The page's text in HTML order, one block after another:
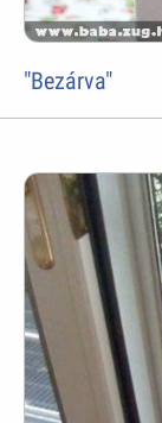
"Bezárva"